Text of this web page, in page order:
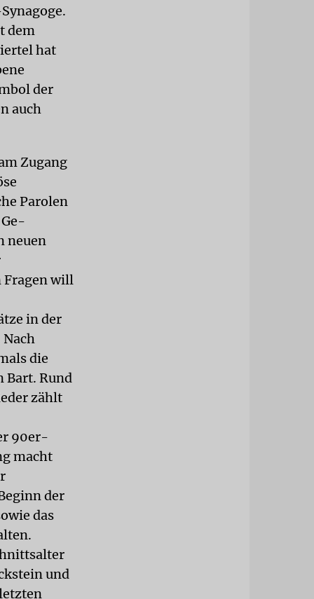
dem
hat
der
auch
Zugang
Parolen
neuen
Fragen will
in der
Nach
die
Bart. Rund
zählt
90er-
macht
der
das
und